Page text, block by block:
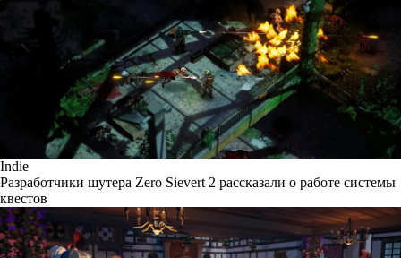
Indie
Разработчики шутера Zero Sievert 2 рассказали о работе системы
квестов